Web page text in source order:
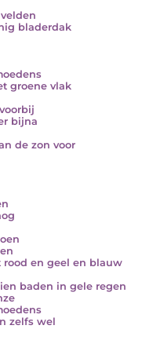
bladerdak
groene vlak
bijna
de zon voor
rood en geel en blauw
baden in gele regen
zelfs wel